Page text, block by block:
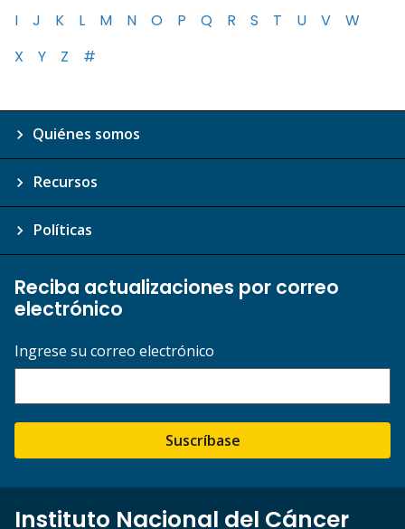
I
J K L M N O P Q R S T U V
W
X
Y Z #
Quiénes somos
Recursos
Políticas
Reciba actualizaciones por correo
electrónico
Ingrese su correo electrónico
Suscríbase
Instituto Nacional del Cáncer